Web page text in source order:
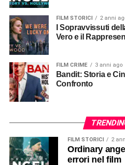
FILM STORICI 2 anni
Vero e il
FILM CRIME 3 anni ago
Bandit: Storia e Cinematografia a
Confronto
FILM STORICI 2
Ordinary
errori nel film